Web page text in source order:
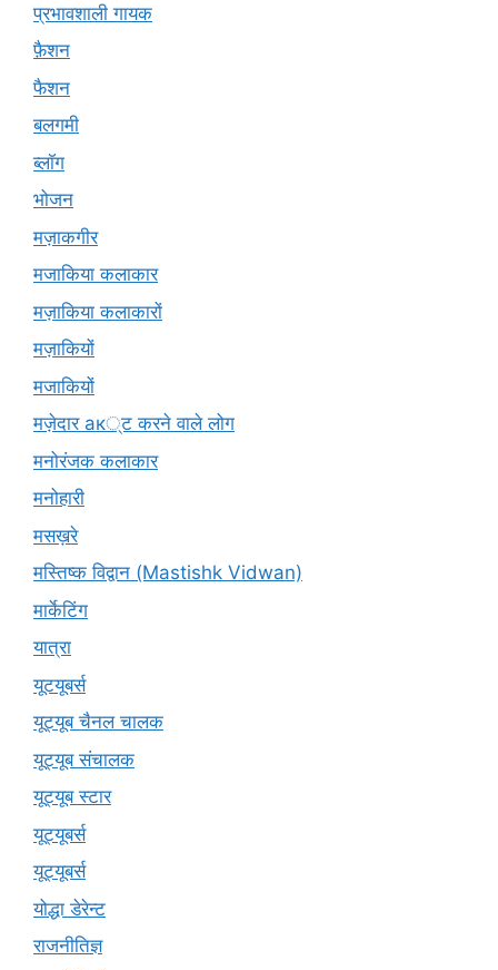
प्रभावशाली गायक
फ़ैशन
फैशन
बलगमी
ब्लॉग
भोजन
मज़ाकगीर
मजाकिया कलाकार
मज़ाकिया कलाकारों
मज़ाकियों
मजाकियों
मज़ेदार ак्ट करने वाले लोग
मनोरंजक कलाकार
मनोहारी
मसख़रे
मस्तिष्क विद्वान (Mastishk Vidwan)
मार्केटिंग
यात्रा
यूटयूबर्स
यूट्यूब चैनल चालक
यूट्यूब संचालक
यूट्यूब स्टार
यूट्‍यूबर्स
यूट्यूबर्स
योद्धा डेरेन्ट
राजनीतिज्ञ